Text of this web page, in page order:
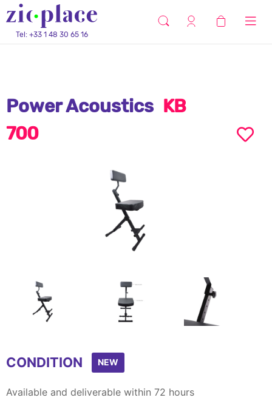
Tel: +33 1 48 30 65 16
Power Acoustics KB
700
of
CONDITION NEW
Available and deliverable within 72 hours